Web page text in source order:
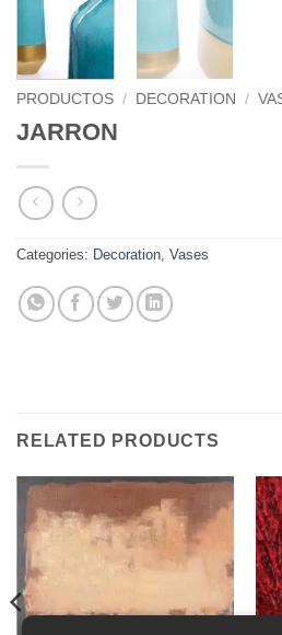
PRODUCTOS / DECORATION /
JARRON
Categories: Decoration, Vases
RELATED PRODUCTS